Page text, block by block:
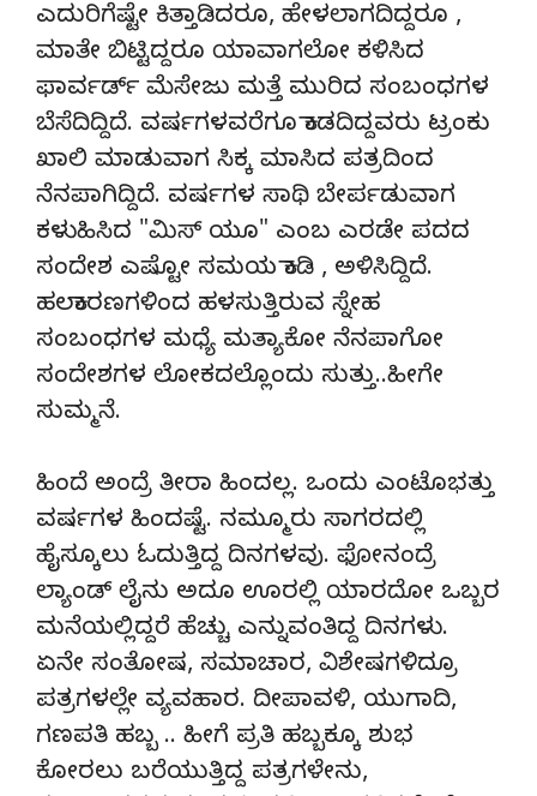
ಎದುರಿಗೆಷ್ಟೇ ಕಿತ್ತಾಡಿದರೂ, ಹೇಳಲಾಗದಿದ್ದರೂ ,
ಮಾತೇ ಬಿಟ್ಟಿದ್ದರೂ ಯಾವಾಗಲೋ ಕಳಿಸಿದ
ಫಾರ್ವರ್ಡ್ ಮೆಸೇಜು ಮತ್ತೆ ಮುರಿದ ಸಂಬಂಧಗಳ
ಬೆಸೆದಿದ್ದಿದೆ. ವರ್ಷಗಳವರೆಗೂ ಕಾಡದಿದ್ದವರು ಟ್ರಂಕು
ಖಾಲಿ ಮಾಡುವಾಗ ಸಿಕ್ಕ ಮಾಸಿದ ಪತ್ರದಿಂದ
ನೆನಪಾಗಿದ್ದಿದೆ. ವರ್ಷಗಳ ಸಾಥಿ ಬೇರ್ಪಡುವಾಗ
ಕಳುಹಿಸಿದ "ಮಿಸ್ ಯೂ" ಎಂಬ ಎರಡೇ ಪದದ
ಸಂದೇಶ ಎಷ್ಟೋ ಸಮಯ ಕಾಡಿ , ಅಳಿಸಿದ್ದಿದೆ.
ಹಲಕಾರಣಗಳಿಂದ ಹಳಸುತ್ತಿರುವ ಸ್ನೇಹ
ಸಂಬಂಧಗಳ ಮಧ್ಯೆ ಮತ್ಯಾಕೋ ನೆನಪಾಗೋ
ಸಂದೇಶಗಳ ಲೋಕದಲ್ಲೊಂದು ಸುತ್ತು..ಹೀಗೇ
ಸುಮ್ಮನೆ.
ಹಿಂದೆ ಅಂದ್ರೆ ತೀರಾ ಹಿಂದಲ್ಲ. ಒಂದು ಎಂಟೊಭತ್ತು
ವರ್ಷಗಳ ಹಿಂದಷ್ಟೆ. ನಮ್ಮೂರು ಸಾಗರದಲ್ಲಿ
ಹೈಸ್ಕೂಲು ಓದುತ್ತಿದ್ದ ದಿನಗಳವು. ಫೋನಂದ್ರೆ
ಲ್ಯಾಂಡ್ ಲೈನು ಅದೂ ಊರಲ್ಲಿ ಯಾರದೋ ಒಬ್ಬರ
ಮನೆಯಲ್ಲಿದ್ದರೆ ಹೆಚ್ಚು ಎನ್ನುವಂತಿದ್ದ ದಿನಗಳು.
ಏನೇ ಸಂತೋಷ, ಸಮಾಚಾರ, ವಿಶೇಷಗಳಿದ್ರೂ
ಪತ್ರಗಳಲ್ಲೇ ವ್ಯವಹಾರ. ದೀಪಾವಳಿ, ಯುಗಾದಿ,
ಗಣಪತಿ ಹಬ್ಬ .. ಹೀಗೆ ಪ್ರತಿ ಹಬ್ಬಕ್ಕೂ ಶುಭ
ಕೋರಲು ಬರೆಯುತ್ತಿದ್ದ ಪತ್ರಗಳೇನು,